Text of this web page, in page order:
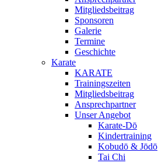
Mitgliedsbeitrag
Sponsoren
Galerie
Termine
Geschichte
Karate
KARATE
Trainingszeiten
Mitgliedsbeitrag
Ansprechpartner
Unser Angebot
Karate-Dō
Kindertraining
Kobudō & Jōdō
Tai Chi